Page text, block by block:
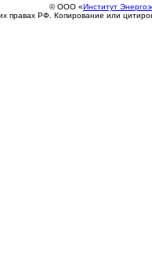
© ООО «Институт
правах РФ. Копирование или